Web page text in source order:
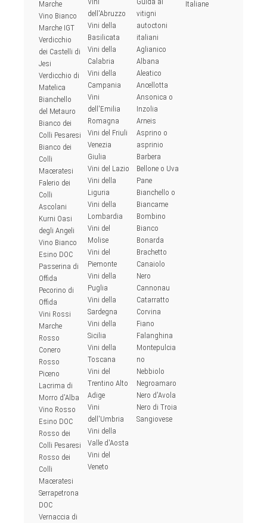
Marche
Vino Bianco
Marche IGT
Verdicchio
dei Castelli di
Jesi
Verdicchio di
Matelica
Bianchello
del Metauro
Bianco dei
Colli Pesaresi
Bianco dei
Colli
Maceratesi
Falerio dei
Colli
Ascolani
Kurni Oasi
degli Angeli
Vino Bianco
Esino DOC
Passerina di
Offida
Pecorino di
Offida
Vini Rossi
Marche
Rosso
Conero
Rosso
Piceno
Lacrima di
Morro d'Alba
Vino Rosso
Esino DOC
Rosso dei
Colli Pesaresi
Rosso dei
Colli
Maceratesi
Serrapetrona
DOC
Vernaccia di
dell'Abruzzo
Vini della
Basilicata
Vini della
Calabria
Vini della
Campania
Vini
dell'Emilia
Romagna
Vini del Friuli
Venezia
Giulia
Vini del Lazio
Vini della
Liguria
Vini della
Lombardia
Vini del
Molise
Vini del
Piemonte
Vini della
Puglia
Vini della
Sardegna
Vini della
Sicilia
Vini della
Toscana
Vini del
Trentino Alto
Adige
Vini
dell'Umbria
Vini della
Valle d'Aosta
Vini del
Veneto
vitigni
autoctoni
italiani
Aglianico
Albana
Aleatico
Ancellotta
Ansonica o
Inzolia
Arneis
Asprino o
asprinio
Barbera
Bellone o Uva
Pane
Bianchello o
Biancame
Bombino
Bianco
Bonarda
Brachetto
Canaiolo
Nero
Cannonau
Catarratto
Corvina
Fiano
Falanghina
Montepulcia
no
Nebbiolo
Negroamaro
Nero d'Avola
Nero di Troia
Sangiovese
Italiane